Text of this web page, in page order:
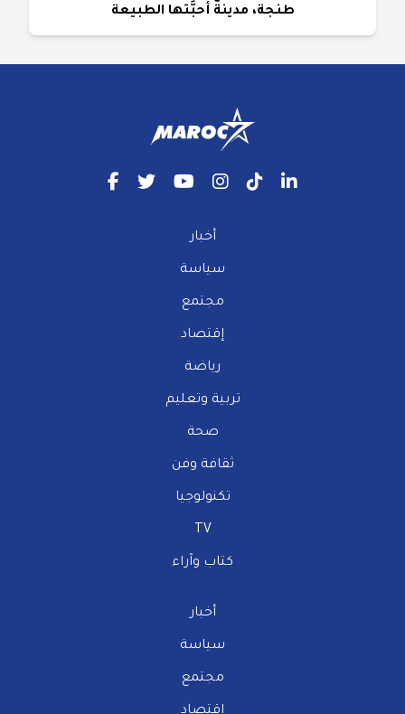
طنجة، مدينةٌ أحبَّتها الطبيعة
أخبار
سياسة
مجتمع
إقتصاد
رياضة
تربية وتعليم
صحة
ثقافة وفن
تكنولوجيا
TV
كتاب وآراء
أخبار
سياسة
مجتمع